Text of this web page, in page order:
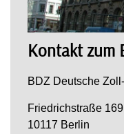
Kontakt zum
BDZ Deutsche
Friedrichstraße 169
10117 Berlin